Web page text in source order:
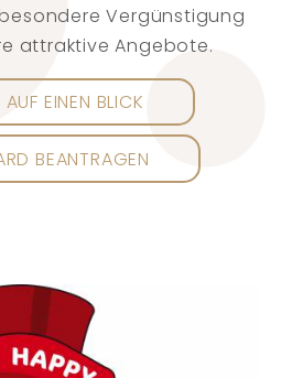
Vergünstigung
attraktive Angebote.
EINEN BLICK
BEANTRAGEN